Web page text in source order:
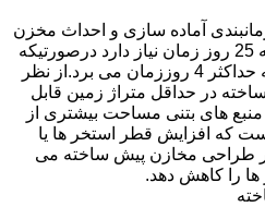
آماده سازی و احداث مخزن
بتنی در بهترین شرایط حداقل به 25 روز زمان نیاز دارد درصورتیکه
اجرای کامل مخزن پیش ساخته حداکثر 4 روززمان می برد.از نظر
در حداقل متراژ زمین قابل
منبع های بتنی مساحت بیشتری از
که افزایش قطر استخر ها یا
در طراحی مخازن پیش ساخته می
ها را کاهش دهد.